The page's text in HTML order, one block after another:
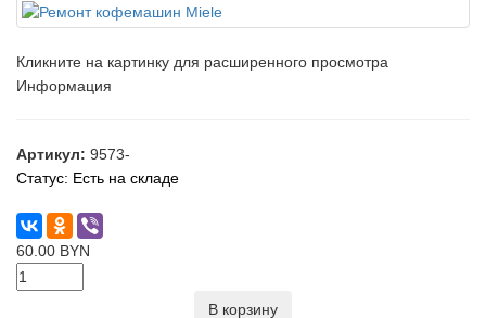
Кликните на картинку для расширенного просмотра
Информация
Артикул: 9573-
Статус: Есть на складе
60.00 BYN
В корзину